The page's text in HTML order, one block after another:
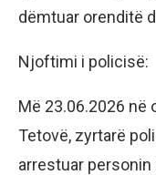
dëmtuar orenditë
Njoftimi i policisë:
Më 23.06.2026 në
Tetovë, zyrtarë
arrestuar personin